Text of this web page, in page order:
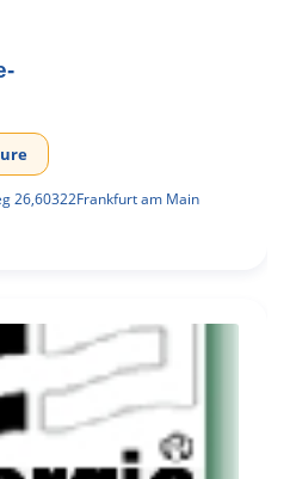
26,60322Frankfurt am Main